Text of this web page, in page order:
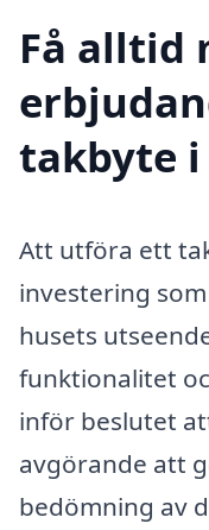
Få alltid
takbyte i
Att utföra ett
investering
husets
funktionalitet
inför beslutet
avgörande att
bedömning av